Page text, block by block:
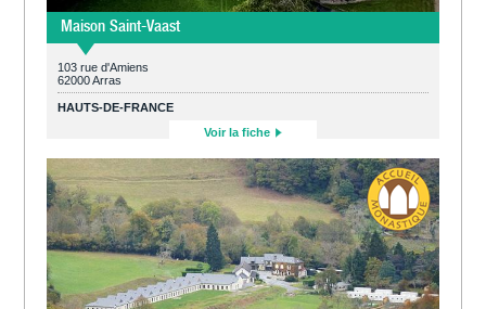
Maison Saint-Vaast
103 rue d'Amiens
62000 Arras
HAUTS-DE-FRANCE
Voir la fiche